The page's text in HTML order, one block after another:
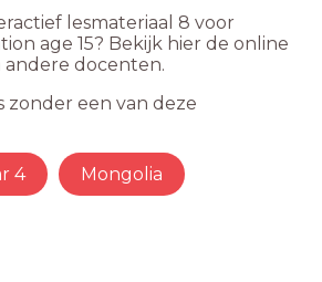
lesmateriaal 8 voor
age 15? Bekijk hier de online
andere docenten.
zonder een van deze
4 Mongolia